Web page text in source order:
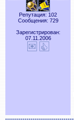
Репутация: 102
Сообщения: 729
Зарегистрирован:
07.11.2006